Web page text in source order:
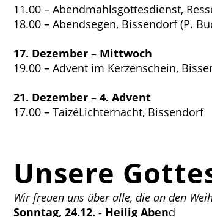
11.00 – Abendmahlsgottesdienst,
18.00 – Abendsegen, Bissendorf (P.
17. Dezember – Mittwoch
19.00 – Advent im Kerzenschein,
21. Dezember – 4. Advent
17.00 – TaizéLichternacht, Bissendorf
Unsere
Wir freuen uns über alle, die an den
Sonntag, 24.12. - Heilig Abend